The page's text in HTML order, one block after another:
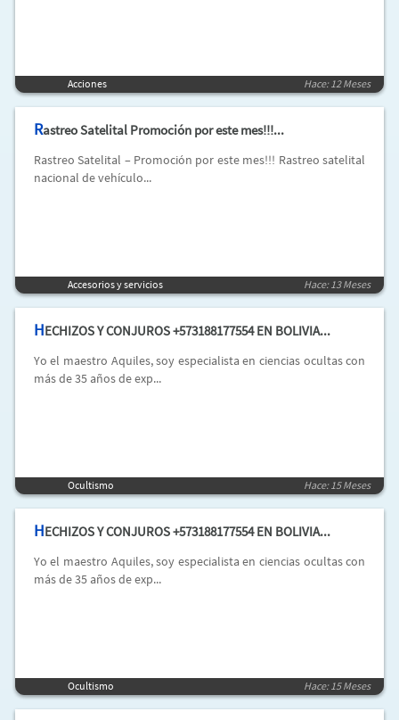
Acciones Hace: 12 Meses
Rastreo Satelital Promoción por este mes!!!...
Rastreo Satelital – Promoción por este mes!!! Rastreo satelital
nacional de vehículo...
Accesorios y servicios Hace: 13 Meses
HECHIZOS Y CONJUROS +573188177554 EN BOLIVIA...
Yo el maestro Aquiles, soy especialista en ciencias ocultas con
más de 35 años de exp...
Ocultismo Hace: 15 Meses
HECHIZOS Y CONJUROS +573188177554 EN BOLIVIA...
Yo el maestro Aquiles, soy especialista en ciencias ocultas con
más de 35 años de exp...
Ocultismo Hace: 15 Meses